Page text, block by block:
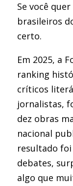
Se você
brasileiros
certo.
Em 2025, a
ranking
críticos
jornalistas,
dez obras
nacional
resultado
debates,
algo que